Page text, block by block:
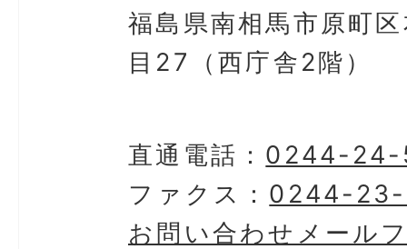
福島県南相馬市原町
目27（西庁舎2階）
直通電話： 0244-
ファクス： 0244-23-
お問い合わせメール